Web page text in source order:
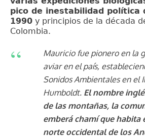
pico de inestabilidad política
1990 y principios de la década
Colombia.
Mauricio fue pionero en la
aviar en el país,
Sonidos Ambientales en el
Humboldt. El nombre
de las montañas, la
emberá chamí que habita
norte occidental de los